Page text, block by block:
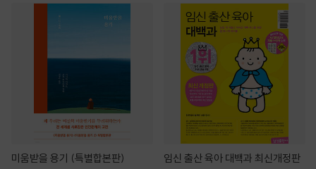
미움받을 용기 (특별합본판) 임신 출산 육아 대백과 최신개정판